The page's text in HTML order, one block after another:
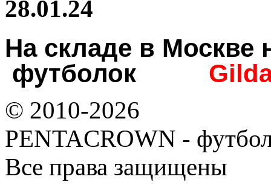
28.01.24
На складе в
футболок
© 2010-2026
PENTACROWN -
Все права защищены